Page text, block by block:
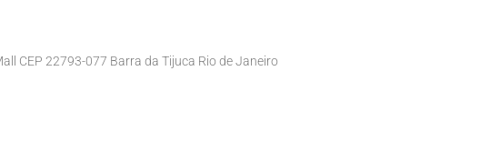
CEP 22793-077 Barra da Tijuca Rio de Janeiro